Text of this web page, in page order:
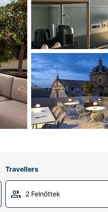
Travellers
2 Felnőttek